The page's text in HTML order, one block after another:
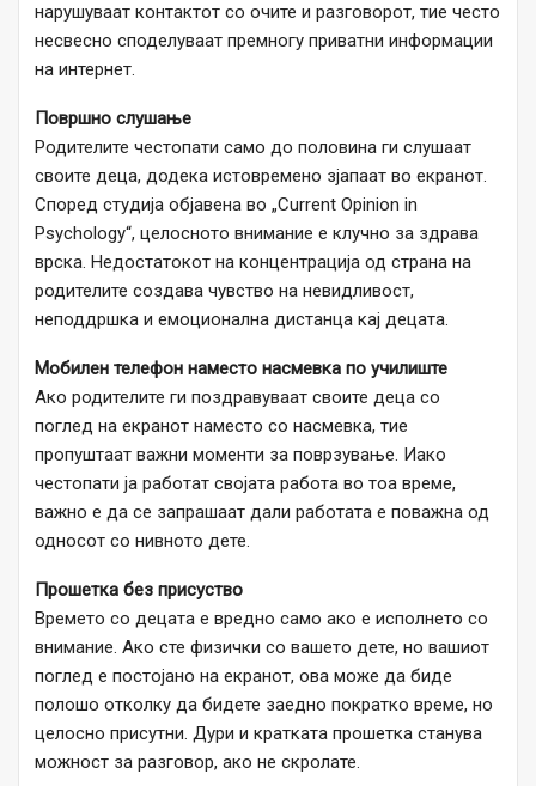
нарушуваат контактот со очите и разговорот, тие често
несвесно споделуваат премногу приватни информации
на интернет.
Површно слушање
Родителите честопати само до половина ги слушаат
своите деца, додека истовремено зјапаат во екранот.
Според студија објавена во „Current Opinion in
Psychology“, целосното внимание е клучно за здрава
врска. Недостатокот на концентрација од страна на
родителите создава чувство на невидливост,
неподдршка и емоционална дистанца кај децата.
Мобилен телефон наместо насмевка по училиште
Ако родителите ги поздравуваат своите деца со
поглед на екранот наместо со насмевка, тие
пропуштаат важни моменти за поврзување. Иако
честопати ја работат својата работа во тоа време,
важно е да се запрашаат дали работата е поважна од
односот со нивното дете.
Прошетка без присуство
Времето со децата е вредно само ако е исполнето со
внимание. Ако сте физички со вашето дете, но вашиот
поглед е постојано на екранот, ова може да биде
полошо отколку да бидете заедно пократко време, но
целосно присутни. Дури и кратката прошетка станува
можност за разговор, ако не скролате.